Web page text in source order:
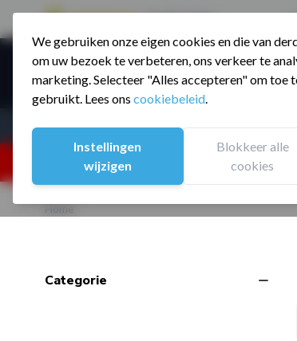
We gebruiken onze eigen cookies en die van
om uw bezoek te verbeteren, ons verkeer te
marketing. Selecteer "Alles accepteren" om toe
gebruikt. Lees ons cookiebeleid.
Instellingen
wijzigen
Blokkeer alle
cookies
Ga naar de inhoud
Assortiment Sporten
25% korting ivm vakantiesluiting.
Home
Categorie